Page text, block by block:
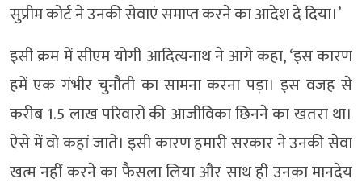
सुप्रीम कोर्ट ने उनकी सेवाएं समाप्त करने का आदेश दे दिया।’
इसी क्रम में सीएम योगी आदित्यनाथ ने आगे कहा, ‘इस कारण
हमें एक गंभीर चुनौती का सामना करना पड़ा। इस वजह से
करीब 1.5 लाख परिवारों की आजीविका छिनने का खतरा था।
ऐसे में वो कहां जाते। इसी कारण हमारी सरकार ने उनकी सेवा
खत्म नहीं करने का फैसला लिया और साथ ही उनका मानदेय